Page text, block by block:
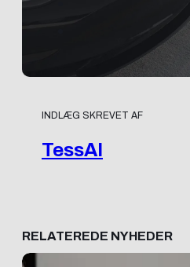
INDLÆG SKREVET AF
TessAI
RELATEREDE NYHEDER